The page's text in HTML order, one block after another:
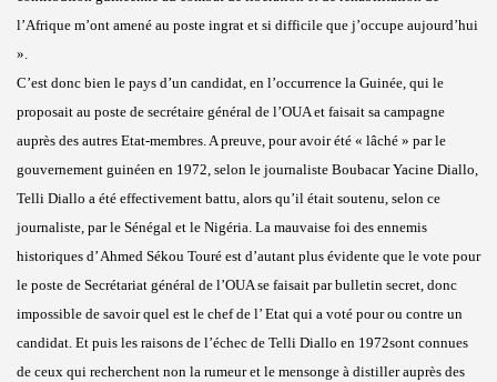
l’Afrique m’ont amené au poste ingrat et si difficile que j’occupe aujourd’hui
».
C’est donc bien le pays d’un candidat, en l’occurrence la Guinée, qui le
proposait au poste de secrétaire général de l’OUA et faisait sa campagne
auprès des autres Etat-membres. A preuve, pour avoir été « lâché » par le
gouvernement guinéen en 1972, selon le journaliste Boubacar Yacine Diallo,
Telli Diallo a été effectivement battu, alors qu’il était soutenu, selon ce
journaliste, par le Sénégal et le Nigéria. La mauvaise foi des ennemis
historiques d’ Ahmed Sékou Touré est d’autant plus évidente que le vote pour
le poste de Secrétariat général de l’OUA se faisait par bulletin secret, donc
impossible de savoir quel est le chef de l’ Etat qui a voté pour ou contre un
candidat. Et puis les raisons de l’échec de Telli Diallo en 1972sont connues
de ceux qui recherchent non la rumeur et le mensonge à distiller auprès des